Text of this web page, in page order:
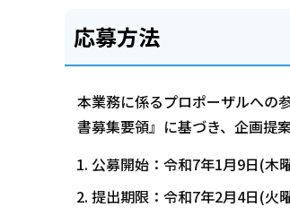
応募方法
本業務に係るプロポーザルへの
書募集要領』に基づき、企画提
公募開始：令和7年1月9日(木
提出期限：令和7年2月4日(火